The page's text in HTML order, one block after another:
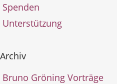
Spenden
Unterstützung
Archiv
Bruno Gröning Vorträge